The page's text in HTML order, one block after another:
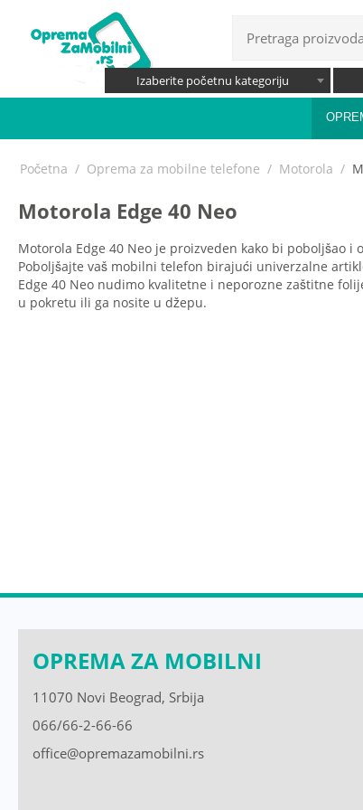
Izaberite početnu kategoriju
Početna / Oprema za mobilne telefone / Motorola /
Motorola Edge 40 Neo
Motorola Edge 40 Neo je proizveden kako bi poboljšao
Poboljšajte vaš mobilni telefon birajući univerzalne
Edge 40 Neo nudimo kvalitetne i neporozne zaštitne
u pokretu ili ga nosite u džepu.
OPREMA ZA MOBILNI
11070 Novi Beograd, Srbija
066/66-2-66-66
office@opremazamobilni.rs